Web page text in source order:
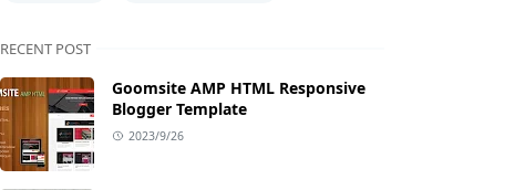
RECENT POST
Goomsite AMP HTML Responsive
Blogger Template
2023/9/26